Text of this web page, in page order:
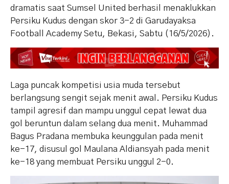
dramatis saat Sumsel United berhasil menaklukkan
Persiku Kudus dengan skor 3-2 di Garudayaksa
Football Academy Setu, Bekasi, Sabtu (16/5/2026).
Laga puncak kompetisi usia muda tersebut
berlangsung sengit sejak menit awal. Persiku Kudus
tampil agresif dan mampu unggul cepat lewat dua
gol beruntun dalam selang dua menit. Muhammad
Bagus Pradana membuka keunggulan pada menit
ke-17, disusul gol Maulana Aldiansyah pada menit
ke-18 yang membuat Persiku unggul 2-0.